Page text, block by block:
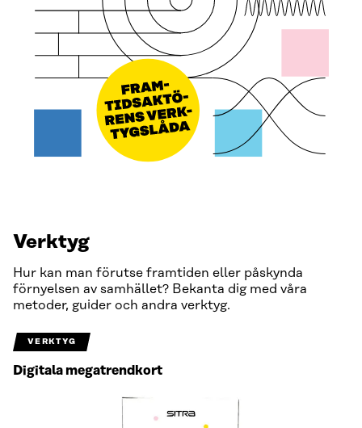
Verktyg
Hur kan man förutse framtiden eller påskynda
förnyelsen av samhället? Bekanta dig med våra
metoder, guider och andra verktyg.
VERKTYG
Digitala megatrendkort